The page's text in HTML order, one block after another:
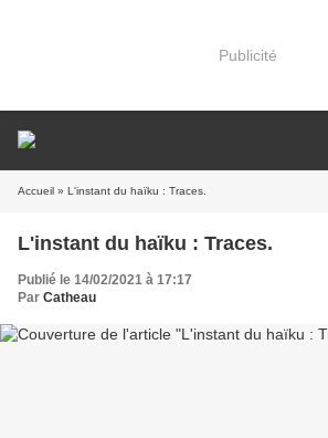
Publicité
Accueil » L'instant du haïku : Traces.
L'instant du haïku : Traces.
Publié le 14/02/2021 à 17:17
Par Catheau